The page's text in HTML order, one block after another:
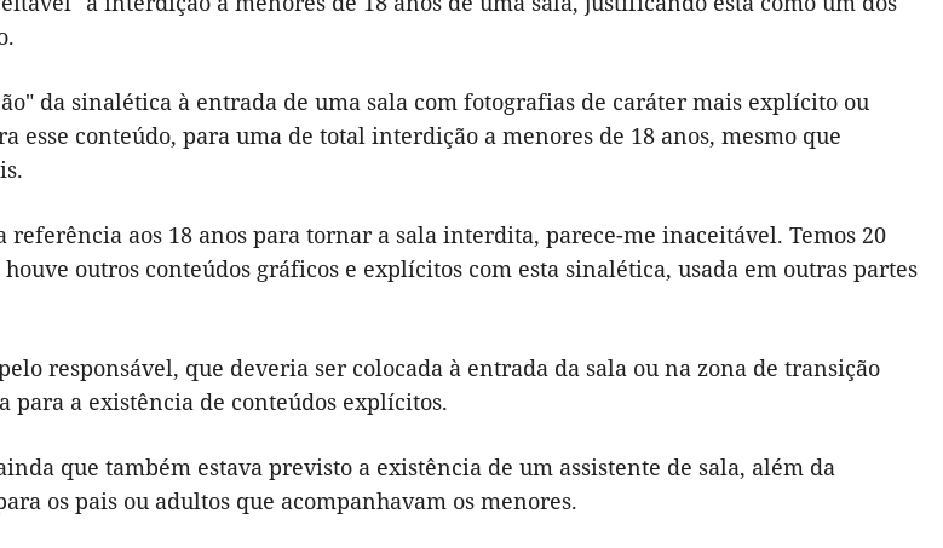
da sinalética à entrada de uma sala com fotografias de caráter mais explícito ou
esse conteúdo, para uma de total interdição a menores de 18 anos, mesmo que
aos 18 anos para tornar a sala interdita, parece-me inaceitável. Temos 20
outros conteúdos gráficos e explícitos com esta sinalética, usada em outras partes
responsável, que deveria ser colocada à entrada da sala ou na zona de transição
para a existência de conteúdos explícitos.
que também estava previsto a existência de um assistente de sala, além da
os pais ou adultos que acompanhavam os menores.